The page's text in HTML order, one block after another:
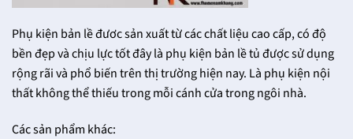
Phụ kiện bản lề đươc sản xuất từ các chất liệu cao cấp, có độ
bền đẹp và chịu lực tốt đây là phụ kiện bản lề tủ được sử dụng
rộng rãi và phổ biến trên thị trường hiện nay. Là phụ kiện nội
thất không thể thiếu trong mỗi cánh cửa trong ngôi nhà.
Các sản phẩm khác: